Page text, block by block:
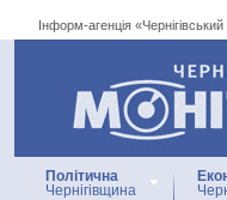
Інформ-агенція
Інформ-
Політична
Чернігівщина